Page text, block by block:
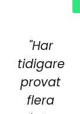
"Har
tidigare
provat
flera